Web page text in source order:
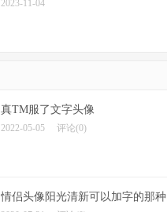
2023-11-04
真TM服了文字头像
2022-05-05 评论(0)
情侣头像阳光清新可以加字的那种